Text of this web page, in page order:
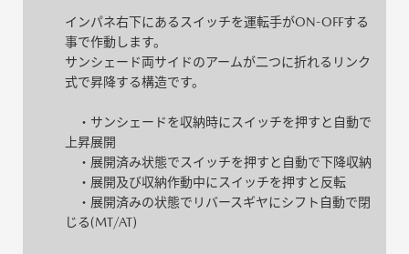
インパネ右下にあるスイッチを運転手がON-OFFする
事で作動します。
サンシェード両サイドのアームが二つに折れるリンク
式で昇降する構造です。
・サンシェードを収納時にスイッチを押すと自動で
上昇展開
・展開済み状態でスイッチを押すと自動で下降収納
・展開及び収納作動中にスイッチを押すと反転
・展開済みの状態でリバースギヤにシフト自動で閉
じる(MT/AT)